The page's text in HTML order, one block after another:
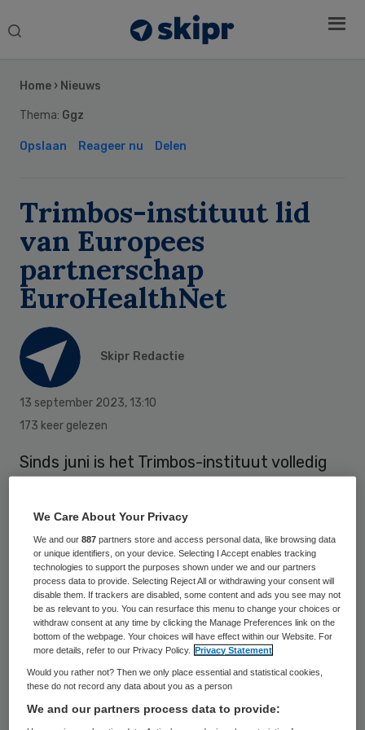
Search
Home › Nieuws
Thema: Ggz
Opslaan Reageer nu Delen
Trimbos-instituut lid
van Europees
partnerschap
EuroHealthNet
Skipr Redactie
13 september 2023, 13:10
173 keer gelezen
Sinds juni is het Trimbos-instituut volledig
partnerschap voor gezondheid en
welbevinden.
EuroHealthNet heeft een groot Europees
netwerk van gezondheidsorganisaties en is
ervaren in het monitoren, beïnvloeden en
analyseren van Europees
gezondheidsbeleid. Ze kunnen strategische
samenwerkingen organiseren en faciliteren
Sidebar
We Care About Your Privacy
We and our887 partners store and access personal data, like browsing data
or unique identifiers, on your device. Selecting I Accept enables tracking
technologies to support the purposes shown under we and our partners
process data to provide. Selecting Reject All or withdrawing your consent will
disable them. If trackers are disabled, some content and ads you see may not
be as relevant to you. You can resurface this menu to change your choices or
withdraw consent at any time by clicking the Manage Preferences link on the
bottom of the webpage. Your choices will have effect within our Website. For
more details, refer to our Privacy Policy.
Privacy Statement
Would you rather not? Then we only place essential and statistical cookies,
these do not record any data about you as a person
We and our partners process data to provide: